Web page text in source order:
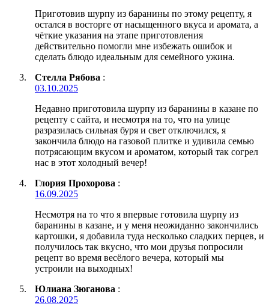
Приготовив шурпу из баранины по этому рецепту, я
остался в восторге от насыщенного вкуса и аромата, а
чёткие указания на этапе приготовления
действительно помогли мне избежать ошибок и
сделать блюдо идеальным для семейного ужина.
Стелла Рябова :
03.10.2025
Недавно приготовила шурпу из баранины в казане по
рецепту с сайта, и несмотря на то, что на улице
разразилась сильная буря и свет отключился, я
закончила блюдо на газовой плитке и удивила семью
потрясающим вкусом и ароматом, который так согрел
нас в этот холодный вечер!
Глория Прохорова :
16.09.2025
Несмотря на то что я впервые готовила шурпу из
баранины в казане, и у меня неожиданно закончились
картошки, я добавила туда несколько сладких перцев, и
получилось так вкусно, что мои друзья попросили
рецепт во время весёлого вечера, который мы
устроили на выходных!
Юлиана Зюганова :
26.08.2025